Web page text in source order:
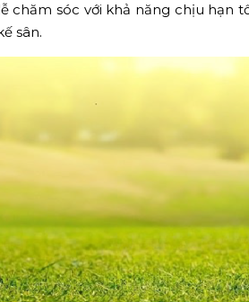
chăm sóc với khả năng chịu
sân.